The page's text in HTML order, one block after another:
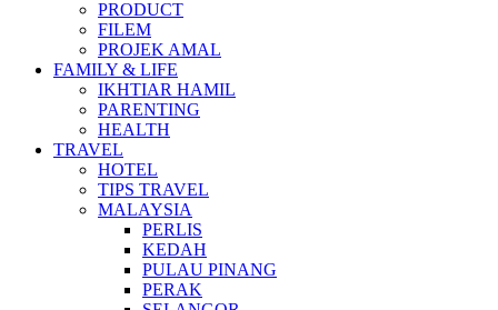
PRODUCT
FILEM
PROJEK AMAL
FAMILY & LIFE
IKHTIAR HAMIL
PARENTING
HEALTH
TRAVEL
HOTEL
TIPS TRAVEL
MALAYSIA
PERLIS
KEDAH
PULAU PINANG
PERAK